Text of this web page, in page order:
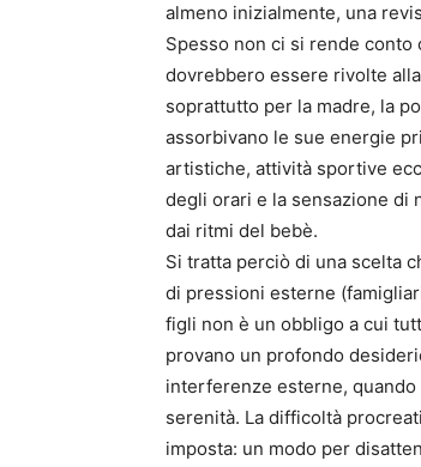
almeno inizialmente, una
Spesso non ci si rende
dovrebbero essere rivolte
soprattutto per la madre, la
assorbivano le sue energie
artistiche, attività sportive
degli orari e la sensazione di
dai ritmi del bebè.
Si tratta perciò di una scelta
di pressioni esterne
figli non è un obbligo a cui
provano un profondo
interferenze esterne,
serenità. La difficoltà
imposta: un modo per